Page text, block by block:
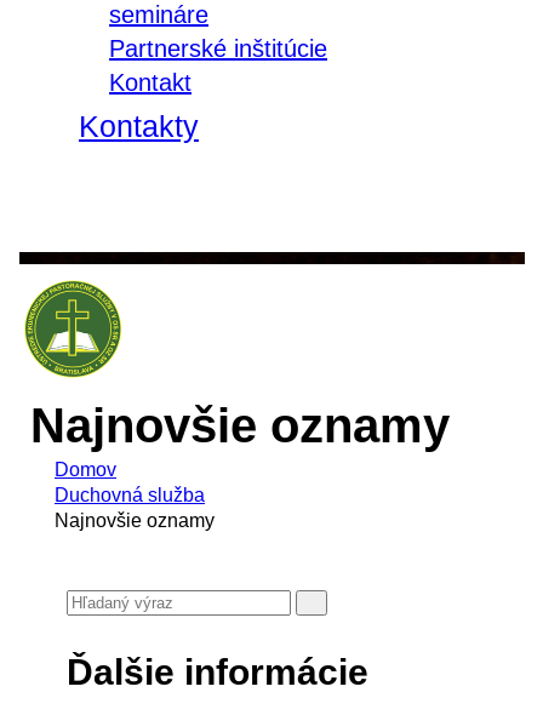
semináre
Partnerské inštitúcie
Kontakt
Kontakty
Najnovšie oznamy
Domov
Duchovná služba
Najnovšie oznamy
Ďalšie informácie